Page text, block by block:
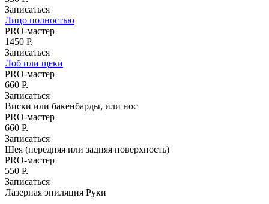
м. Молодёжная
аллея м. Строгино
Записаться
Парикмахерский зал
Восстановление волос
Записаться
Лицо полностью
PRO-мастер
1450 Р.
Записаться
Лоб или щеки
PRO-мастер
660 Р.
Записаться
Виски или бакенбарды, или нос
PRO-мастер
660 Р.
Записаться
Шея (передняя или задняя поверхность)
PRO-мастер
550 Р.
Записаться
Лазерная эпиляция Руки